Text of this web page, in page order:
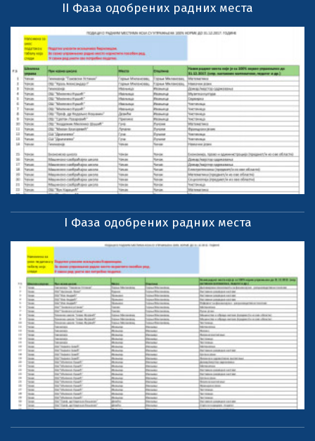
II Фаза одобрених радних места
I Фаза одобрених радних места